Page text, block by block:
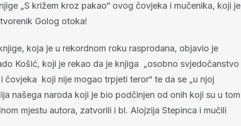
„S križem kroz pakao“ ovog čovjeka i mučenika, koji je
Golog otoka!
koja je u rekordnom roku rasprodana, objavio je
Košić, koji je rekao da je knjiga „osobno svjedočanstvo
čovjeka koji nije mogao trpjeti teror“ te da se „u njoj
našega naroda koji je bio podčinjen od onih koji su u tom
mjestu autora, zatvorili i bl. Alojzija Stepinca i mučili